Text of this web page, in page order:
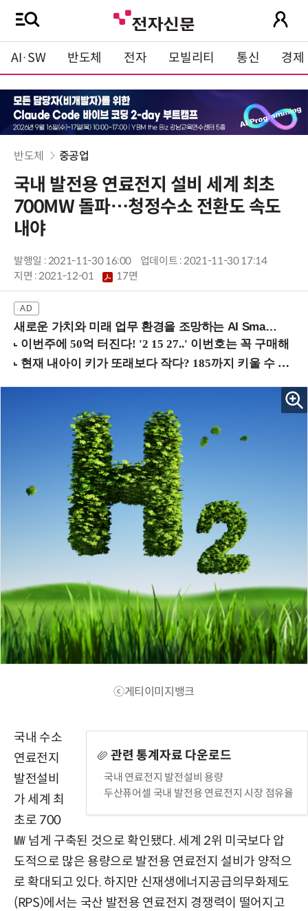
AI·SW 반도체 전자 모빌리티 통신 경제
반도체 중공업
국내 발전용 연료전지 설비 세계 최초
700MW 돌파…청정수소 전환도 속도
내야
발행일 : 2021-11-30 16:00
업데이트 : 2021-11-30 17:14
지면 :2021-12-01 17면
새로운 가치와 미래 업무 환경을 조망하는 AI Smart Work Summit 2026 (9/11 코엑스)
ⓒ게티이미지뱅크
관련 통계자료 다운로드
국내 연료전지 발전설비 용량
두산퓨어셀 국내 발전용 연료전지 시장 점유율
국내 수소
연료전지
발전설비
가 세계 최
초로 700
㎿ 넘게 구축된 것으로 확인됐다. 세계 2위 미국보다 압
도적으로 많은 용량으로 발전용 연료전지 설비가 양적으
로 확대되고 있다. 하지만 신재생에너지공급의무화제도
(RPS)에서는 국산 발전용 연료전지 경쟁력이 떨어지고